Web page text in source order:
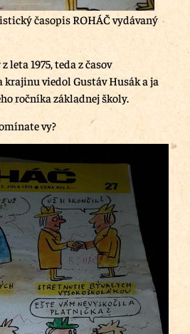
časopis ROHÁČ vydávaný
leta 1975, teda z časov
viedol Gustáv Husák a ja
ročníka základnej školy.
vy?